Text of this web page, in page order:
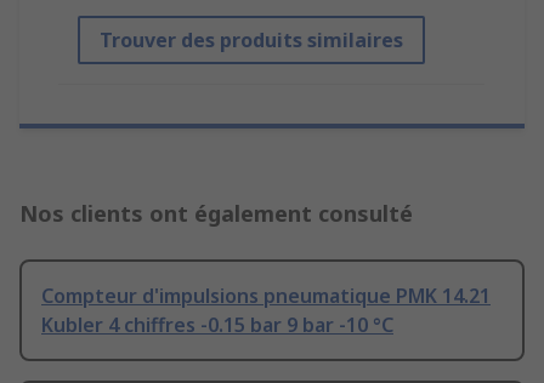
Trouver des produits similaires
Nos clients ont également consulté
Compteur d'impulsions pneumatique PMK 14.21
Kubler 4 chiffres -0.15 bar 9 bar -10 °C